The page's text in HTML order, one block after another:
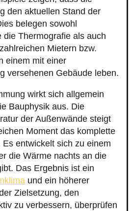
den aktuellen Stand der
belegen sowohl
die Thermografie als auch
Mietern bzw.
einem mit einer
versehenen Gebäude leben.
wirkt sich allgemein
Bauphysik aus. Die
der Außenwände steigt
Moment das komplette
entwickelt sich zu einem
die Wärme nachts an die
Das Ergebnis ist ein
und ein höherer
Zielsetzung, den
zu verbessern, überprüfen